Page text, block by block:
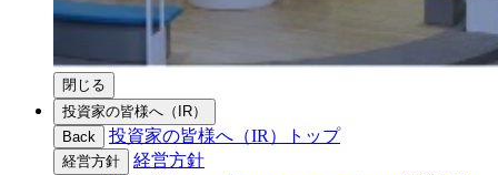
閉じる
投資家の皆様へ（IR）
Back
投資家の皆様へ（IR）トップ
経営方針 経営方針